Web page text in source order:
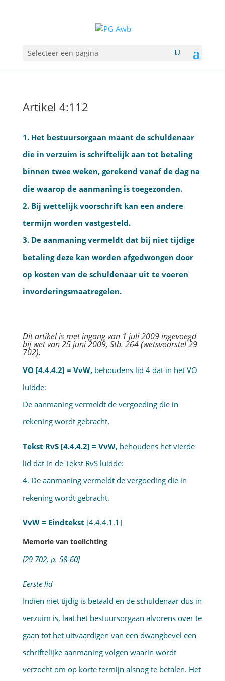
Selecteer een pagina
Artikel 4:112
1. Het bestuursorgaan maant de schuldenaar
die in verzuim is schriftelijk aan tot betaling
binnen twee weken, gerekend vanaf de dag na
die waarop de aanmaning is toegezonden.
2. Bij wettelijk voorschrift kan een andere
termijn worden vastgesteld.
3. De aanmaning vermeldt dat bij niet tijdige
betaling deze kan worden afgedwongen door
op kosten van de schuldenaar uit te voeren
invorderingsmaatregelen.
Dit artikel is met ingang van 1 juli 2009 ingevoegd
bij wet van 25 juni 2009, Stb. 264 (wetsvoorstel 29
702).
VO [4.4.4.2] = VvW, behoudens lid 4 dat in het VO
luidde:
De aanmaning vermeldt de vergoeding die in
rekening wordt gebracht.
Tekst RvS [4.4.4.2] = VvW, behoudens het vierde
lid dat in de Tekst RvS luidde:
4. De aanmaning vermeldt de vergoeding die in
rekening wordt gebracht.
VvW = Eindtekst [4.4.4.1.1]
Memorie van toelichting
[29 702, p. 58-60]
Eerste lid
Indien niet tijdig is betaald en de schuldenaar dus in
verzuim is, laat het bestuursorgaan alvorens over te
gaan tot het uitvaardigen van een dwangbevel een
schriftelijke aanmaning volgen waarin wordt
verzocht om op korte termijn alsnog te betalen. Het